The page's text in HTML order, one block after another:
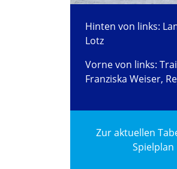
Hinten von links:
Lotz
Vorne von links:
Franziska Weiser,
Zur aktuellen
Spielplan